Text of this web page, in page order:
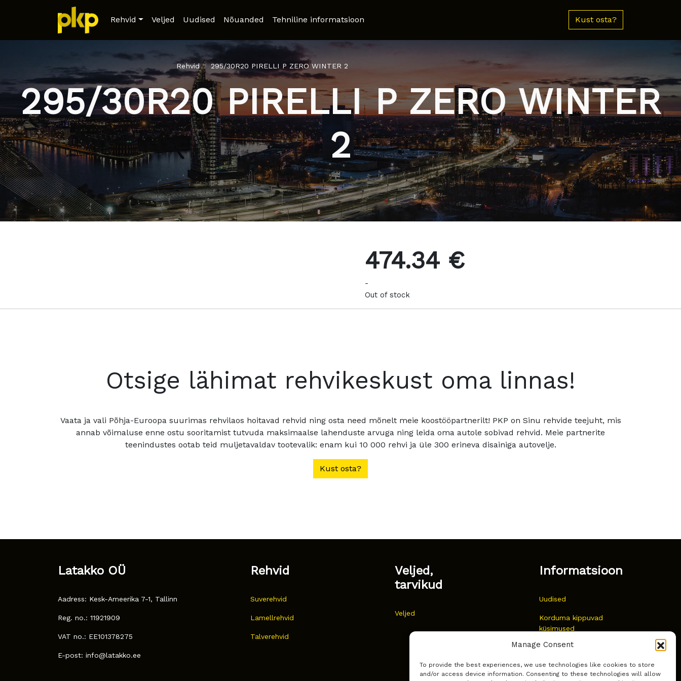
Manage Consent
To provide the best experiences, we use technologies like cookies to store
and/or access device information. Consenting to these technologies will allow
Rehvid Veljed Uudised Nõuanded Tehniline informatsioon Kust osta?
Rehvid 295/30R20 PIRELLI P ZERO WINTER 2
295/30R20 PIRELLI P ZERO WINTER
2
474.34 €
-
Out of stock
Otsige lähimat rehvikeskust oma linnas!
Vaata ja vali Põhja-Euroopa suurimas rehvilaos hoitavad rehvid ning osta need mõnelt meie koostööpartnerilt! PKP on Sinu rehvide teejuht, mis
annab võimaluse enne ostu sooritamist tutvuda maksimaalse lahenduste arvuga ning leida oma autole sobivad rehvid. Meie partnerite
teenindustes ootab teid muljetavaldav tootevalik: enam kui 10 000 rehvi ja üle 300 erineva disainiga autovelje.
Kust osta?
Latakko OÜ
Aadress: Kesk-Ameerika 7-1, Tallinn
Reg. no.: 11921909
VAT no.: EE101378275
E-post: info@latakko.ee
Rehvid
Suverehvid
Lamellrehvid
Talverehvid
Veljed,
tarvikud
Veljed
Informatsioon
Uudised
Korduma kippuvad
küsimused
Kust osta?
Küpsiste poliitika